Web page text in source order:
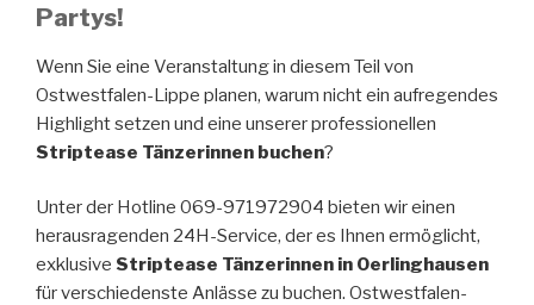
Partys!
Wenn Sie eine Veranstaltung in diesem Teil von
Ostwestfalen-Lippe planen, warum nicht ein aufregendes
Highlight setzen und eine unserer professionellen
Striptease Tänzerinnen buchen?
Unter der Hotline 069-971972904 bieten wir einen
herausragenden 24H-Service, der es Ihnen ermöglicht,
exklusive Striptease Tänzerinnen in Oerlinghausen
für verschiedenste Anlässe zu buchen. Ostwestfalen-